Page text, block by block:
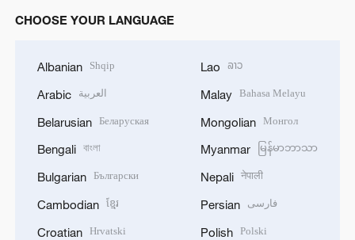
CHOOSE YOUR LANGUAGE
Albanian Shqip
Arabic العربية
Belarusian Беларуская
Bengali বাংলা
Bulgarian Български
Cambodian ខ្មែរ
Croatian Hrvatski
Lao ລາວ
Malay Bahasa Melayu
Mongolian Монгол
Myanmar မြန်မာဘာသာ
Nepali नेपाली
Persian فارسی
Polish Polski